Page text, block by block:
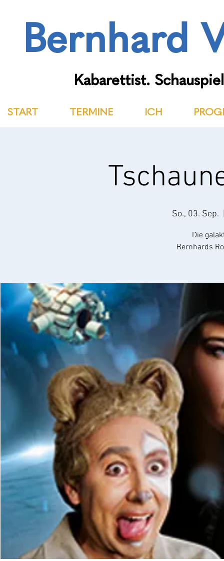
Bernhard
Kabarettist.
START TERMINE ICH
So., 03. Sep.
Die
Bernhards